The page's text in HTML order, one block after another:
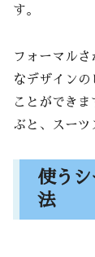
す。
フォーマル
なデザイン
ことができ
ぶと、スーツ
使う
法